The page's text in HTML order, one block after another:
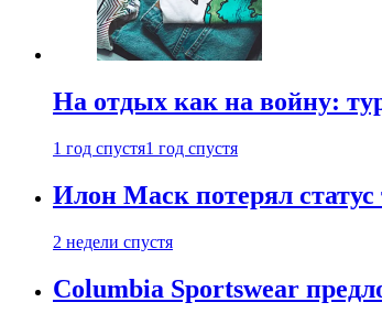
На отдых как на войну:
1 год спустя1 год спустя
Илон Маск потерял статус
2 недели спустя
Columbia Sportswear